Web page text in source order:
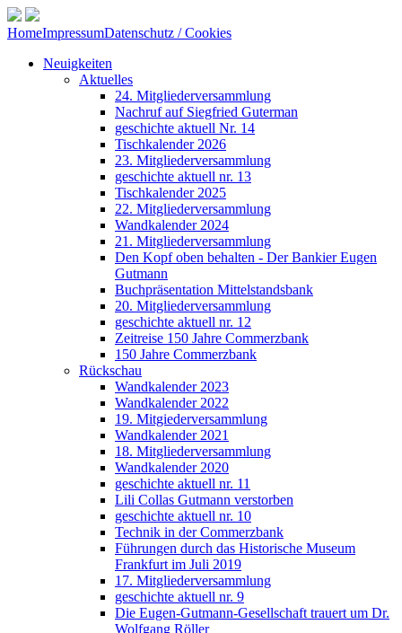
HomeImpressumDatenschutz / Cookies
Neuigkeiten
Aktuelles
24. Mitgliederversammlung
Nachruf auf Siegfried Guterman
geschichte aktuell Nr. 14
Tischkalender 2026
23. Mitgliederversammlung
geschichte aktuell nr. 13
Tischkalender 2025
22. Mitgliederversammlung
Wandkalender 2024
21. Mitgliederversammlung
Den Kopf oben behalten - Der Bankier Eugen
Gutmann
Buchpräsentation Mittelstandsbank
20. Mitgliederversammlung
geschichte aktuell nr. 12
Zeitreise 150 Jahre Commerzbank
150 Jahre Commerzbank
Rückschau
Wandkalender 2023
Wandkalender 2022
19. Mitgiederversammlung
Wandkalender 2021
18. Mitgliederversammlung
Wandkalender 2020
geschichte aktuell nr. 11
Lili Collas Gutmann verstorben
geschichte aktuell nr. 10
Technik in der Commerzbank
Führungen durch das Historische Museum
Frankfurt im Juli 2019
17. Mitgliederversammlung
geschichte aktuell nr. 9
Die Eugen-Gutmann-Gesellschaft trauert um Dr.
Wolfgang Röller